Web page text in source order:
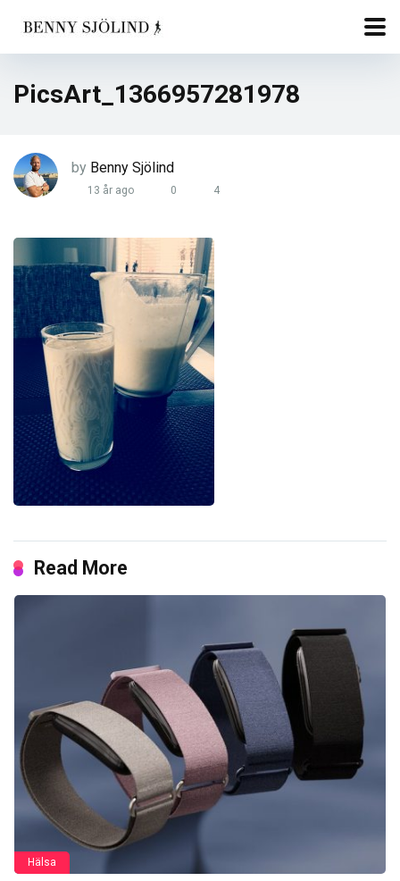
PicsArt_1366957281978
by Benny Sjölind
13 år ago 0 4
Read More
Hälsa